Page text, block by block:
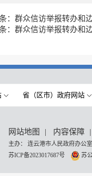
： 群众信访举报转办和
： 群众信访举报转办和
省（区市）政府网站
网站地图 | 内容保障 |
主办： 连云港市人民政府办
苏ICP备2023017687号
苏